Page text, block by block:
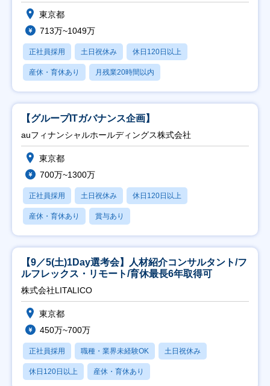
東京都
713万~1049万
正社員採用 土日祝休み 休日120日以上
産休・育休あり 月残業20時間以内
【グループITガバナンス企画】
auフィナンシャルホールディングス株式会社
東京都
700万~1300万
正社員採用 土日祝休み 休日120日以上
産休・育休あり 賞与あり
【9／5(土)1Day選考会】人材紹介コンサルタント/フ
ルフレックス・リモート/育休最長6年取得可
株式会社LITALICO
東京都
450万~700万
正社員採用 職種・業界未経験OK 土日祝休み
休日120日以上 産休・育休あり